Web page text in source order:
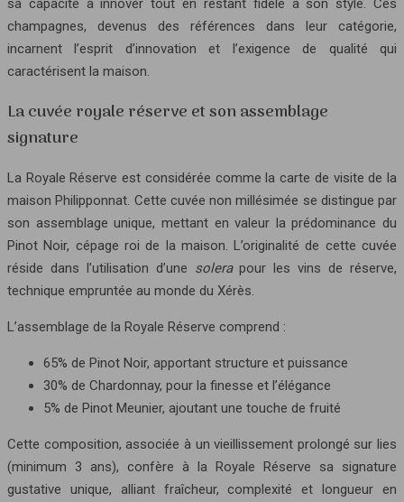
sa capacité à innover tout en restant fidèle à son style. Ces
champagnes, devenus des références dans leur catégorie,
incarnent l’esprit d’innovation et l’exigence de qualité qui
caractérisent la maison.
La cuvée royale réserve et son assemblage
signature
La Royale Réserve est considérée comme la carte de visite de la
maison Philipponnat. Cette cuvée non millésimée se distingue par
son assemblage unique, mettant en valeur la prédominance du
Pinot Noir, cépage roi de la maison. L’originalité de cette cuvée
réside dans l’utilisation d’une solerapour les vins de réserve,
technique empruntée au monde du Xérès.
L’assemblage de la Royale Réserve comprend :
65% de Pinot Noir, apportant structure et puissance
30% de Chardonnay, pour la finesse et l’élégance
5% de Pinot Meunier, ajoutant une touche de fruité
Cette composition, associée à un vieillissement prolongé sur lies
(minimum 3 ans), confère à la Royale Réserve sa signature
gustative unique, alliant fraîcheur, complexité et longueur en